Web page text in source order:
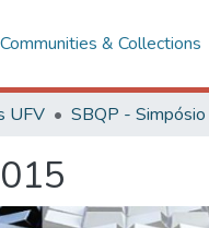
Communities & Collections
UFV